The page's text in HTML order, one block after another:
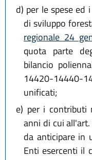
d) per le spese
di sviluppo
regionale 24
quota parte
bilancio
14420-14440-
unificati;
e) per i contributi
anni di cui
da anticipare in
Enti esercenti il